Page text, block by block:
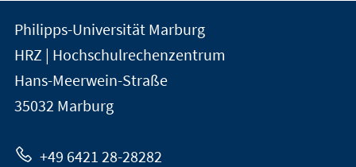
Kontakt
und
Informationen
zur
Website
der
Universität
Marburg
Philipps-Universität Marburg
HRZ | Hochschulrechenzentrum
Hans-Meerwein-Straße
35032 Marburg
+49 6421 28-28282